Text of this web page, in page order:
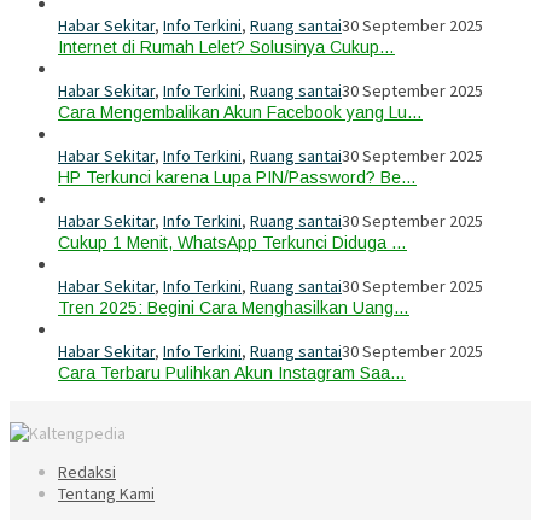
Habar Sekitar, Info Terkini, Ruang santai30 September 2025
Internet di Rumah Lelet? Solusinya Cukup…
Habar Sekitar, Info Terkini, Ruang santai30 September 2025
Cara Mengembalikan Akun Facebook yang Lu…
Habar Sekitar, Info Terkini, Ruang santai30 September 2025
HP Terkunci karena Lupa PIN/Password? Be…
Habar Sekitar, Info Terkini, Ruang santai30 September 2025
Cukup 1 Menit, WhatsApp Terkunci Diduga …
Habar Sekitar, Info Terkini, Ruang santai30 September 2025
Tren 2025: Begini Cara Menghasilkan Uang…
Habar Sekitar, Info Terkini, Ruang santai30 September 2025
Cara Terbaru Pulihkan Akun Instagram Saa…
Redaksi
Tentang Kami